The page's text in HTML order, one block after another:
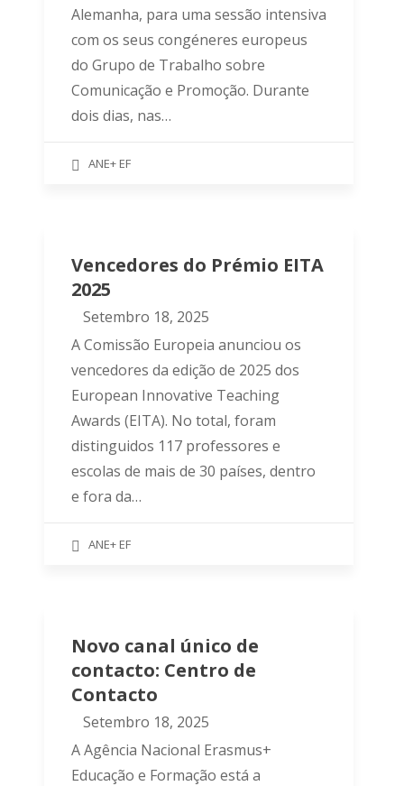
Alemanha, para uma sessão intensiva
com os seus congéneres europeus
do Grupo de Trabalho sobre
Comunicação e Promoção. Durante
dois dias, nas…
ANE+ EF
Vencedores do Prémio EITA
2025
Setembro 18, 2025
A Comissão Europeia anunciou os
vencedores da edição de 2025 dos
European Innovative Teaching
Awards (EITA). No total, foram
distinguidos 117 professores e
escolas de mais de 30 países, dentro
e fora da…
ANE+ EF
Novo canal único de
contacto: Centro de
Contacto
Setembro 18, 2025
A Agência Nacional Erasmus+
Educação e Formação está a